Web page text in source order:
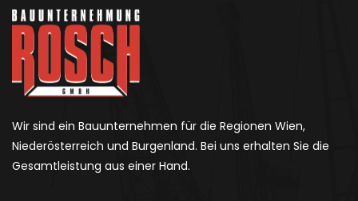
Wir sind ein Bauunternehmen für die Regionen Wien,
Niederösterreich und Burgenland. Bei uns erhalten Sie die
Gesamtleistung aus einer Hand.